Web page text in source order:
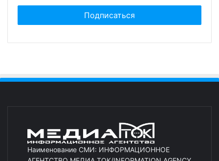
Наименование СМИ: ИНФОРМАЦИОННОЕ